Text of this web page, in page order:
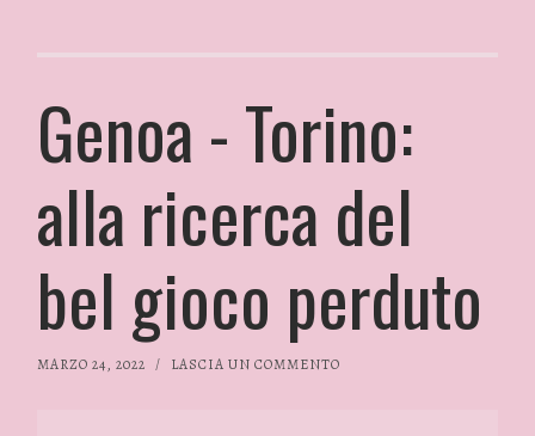
Genoa - Torino:
alla ricerca del
bel gioco perduto
MARZO 24, 2022 / LASCIA UN COMMENTO